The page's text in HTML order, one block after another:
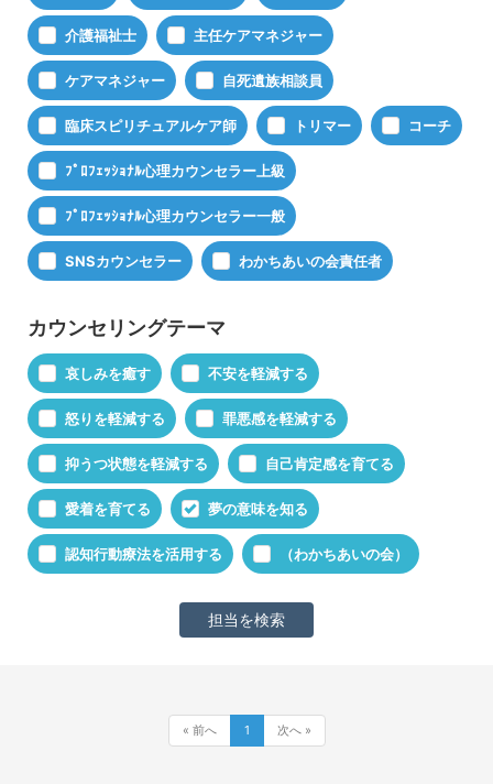
介護福祉士 主任ケアマネジャー
ケアマネジャー 自死遺族相談員
臨床スピリチュアルケア師 トリマー コーチ
ﾌﾟﾛﾌｪｯｼｮﾅﾙ心理カウンセラー上級
ﾌﾟﾛﾌｪｯｼｮﾅﾙ心理カウンセラー一般
SNSカウンセラー わかちあいの会責任者
カウンセリングテーマ
哀しみを癒す 不安を軽減する
怒りを軽減する 罪悪感を軽減する
抑うつ状態を軽減する 自己肯定感を育てる
愛着を育てる 夢の意味を知る
認知行動療法を活用する （わかちあいの会）
« 前へ 1 次へ »